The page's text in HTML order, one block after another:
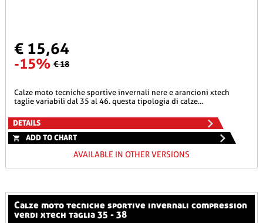
€ 15,64
-15% € 18
calze moto tecniche sportive invernali nere e arancioni xtech
taglie variabili dal 35 al 46. questa tipologia di calze...
DETAILS
ADD TO CHART
AVAILABLE IN OTHER VERSIONS
calze moto tecniche sportive invernali compression
verdi xtech taglia 35 - 38